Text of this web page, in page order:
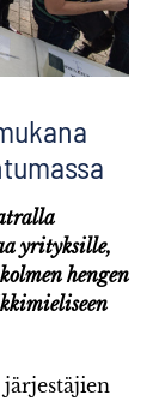
yrityksille,
hengen